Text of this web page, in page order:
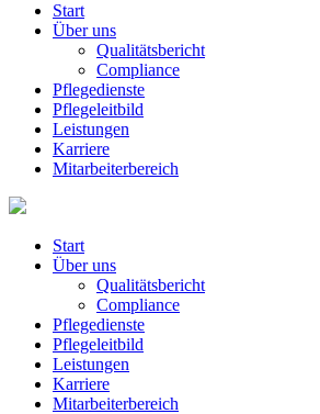
Start
Über uns
Qualitätsbericht
Compliance
Pflegedienste
Pflegeleitbild
Leistungen
Karriere
Mitarbeiterbereich
Start
Über uns
Qualitätsbericht
Compliance
Pflegedienste
Pflegeleitbild
Leistungen
Karriere
Mitarbeiterbereich